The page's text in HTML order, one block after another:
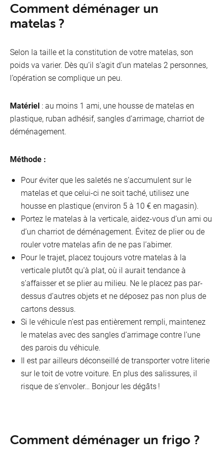
Comment déménager un
matelas ?
Selon la taille et la constitution de votre matelas, son
poids va varier. Dès qu’il s’agit d’un matelas 2 personnes,
l’opération se complique un peu.
Matériel : au moins 1 ami, une housse de matelas en
plastique, ruban adhésif, sangles d’arrimage, charriot de
déménagement.
Méthode :
Pour éviter que les saletés ne s’accumulent sur le
matelas et que celui-ci ne soit taché, utilisez une
housse en plastique (environ 5 à 10 € en magasin).
Portez le matelas à la verticale, aidez-vous d’un ami ou
d’un charriot de déménagement. Évitez de plier ou de
rouler votre matelas afin de ne pas l’abimer.
Pour le trajet, placez toujours votre matelas à la
verticale plutôt qu’à plat, où il aurait tendance à
s’affaisser et se plier au milieu. Ne le placez pas par-
dessus d’autres objets et ne déposez pas non plus de
cartons dessus.
Si le véhicule n’est pas entièrement rempli, maintenez
le matelas avec des sangles d’arrimage contre l’une
des parois du véhicule.
Il est par ailleurs déconseillé de transporter votre literie
sur le toit de votre voiture. En plus des salissures, il
risque de s’envoler… Bonjour les dégâts !
Comment déménager un frigo ?